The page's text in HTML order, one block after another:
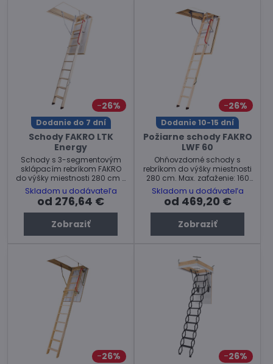
26%
Dodanie do 7 dní
Schody FAKRO LTK
Energy
Schody s 3-segmentovým
sklápacím rebríkom FAKRO
do výšky miestnosti 280 cm s
výbornými tepelno-
izolačnými vlastnosťami.
Skladom u dodávateľa
od 276,64 €
Zobraziť
26%
Dodanie 10-15 dní
Požiarne schody FAKRO
LWF 60
Ohňovzdorné schody s
rebríkom do výšky miestnosti
280 cm. Max. zaťaženie: 160
kg
Skladom u dodávateľa
od 469,20 €
Zobraziť
26% 26%